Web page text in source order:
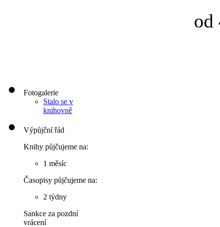
od
Fotogalerie
Stalo se v
knihovně
Výpůjční řád
Knihy půjčujeme na:
1 měsíc
Časopisy půjčujeme na:
2 týdny
Sankce za pozdní
vrácení